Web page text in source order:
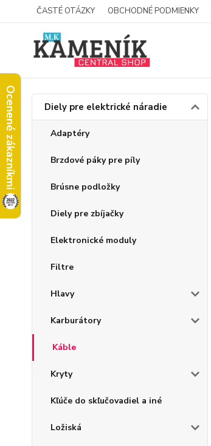
Ocenené zákazníkmi
ČASTÉ OTÁZKY OBCHODNÉ PODMIENKY
Diely pre elektrické náradie
Adaptéry
Brzdové páky pre píly
Brúsne podložky
Diely pre zbíjačky
Elektronické moduly
Filtre
Hlavy
Karburátory
Káble
Kryty
Kľúče do skľučovadiel a iné
Ložiská